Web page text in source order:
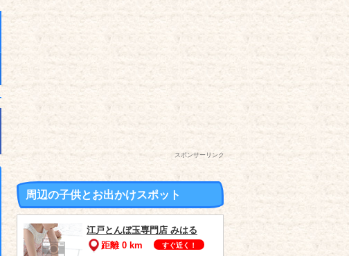
スポンサーリンク
周辺の子供とお出かけスポット
江戸とんぼ玉専門店 みはる
距離 0 km
すぐ近く！